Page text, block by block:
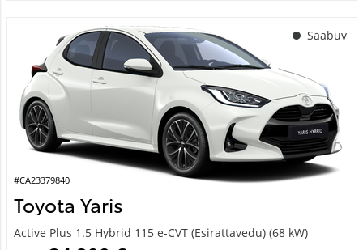
Saabuv
#CA23379840
Toyota Yaris
Active Plus 1.5 Hybrid 115 e-CVT (Esirattavedu) (68 kW)